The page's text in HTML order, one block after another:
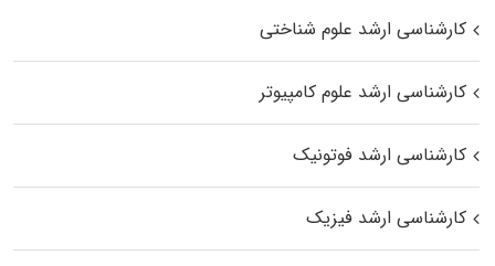
کارشناسی ارشد علوم شناختی
کارشناسی ارشد علوم کامپیوتر
کارشناسی ارشد فوتونیک
کارشناسی ارشد فیزیک